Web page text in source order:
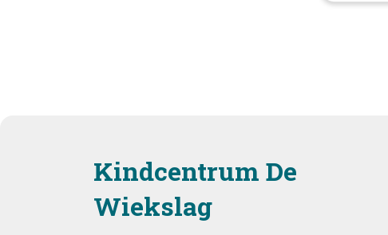
Kindcentrum De
Wiekslag